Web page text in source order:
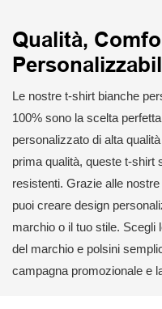
Qualità,
Le nostre t-shirt bianche
100% sono la scelta
personalizzato di alta
prima qualità, queste t-shirt
resistenti. Grazie alle
puoi creare design
marchio o il tuo stile.
del marchio e polsini
campagna promozionale e